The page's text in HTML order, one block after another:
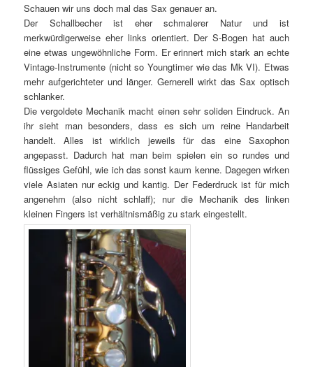
Schauen wir uns doch mal das Sax genauer an.
Der Schallbecher ist eher schmalerer Natur und ist
merkwürdigerweise eher links orientiert. Der S-Bogen hat auch
eine etwas ungewöhnliche Form. Er erinnert mich stark an echte
Vintage-Instrumente (nicht so Youngtimer wie das Mk VI). Etwas
mehr aufgerichteter und länger. Gernerell wirkt das Sax optisch
schlanker.
Die vergoldete Mechanik macht einen sehr soliden Eindruck. An
ihr sieht man besonders, dass es sich um reine Handarbeit
handelt. Alles ist wirklich jeweils für das eine Saxophon
angepasst. Dadurch hat man beim spielen ein so rundes und
flüssiges Gefühl, wie ich das sonst kaum kenne. Dagegen wirken
viele Asiaten nur eckig und kantig. Der Federdruck ist für mich
angenehm (also nicht schlaff); nur die Mechanik des linken
kleinen Fingers ist verhältnismäßig zu stark eingestellt.